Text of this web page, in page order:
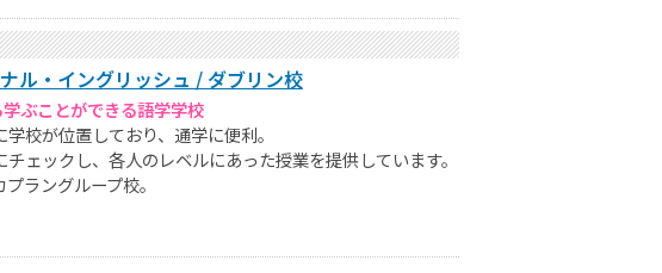
ル・イングリッシュ / ダブリン校
ぶことができる語学学校
校が位置しており、通学に便利。
ェックし、各人のレベルにあった授業を提供しています。
ラングループ校。